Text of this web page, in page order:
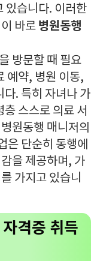
있습니다. 이러한
바로 병원동행
방문할 때 필요
예약, 병원 이동,
다. 특히 자녀나 가
스스로 의료 서
원동행 매니저의
은 단순히 동행에
을 제공하며, 가
가지고 있습니
격증 취득